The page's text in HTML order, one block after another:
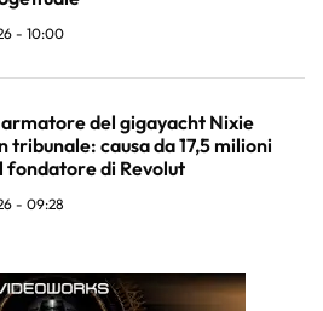
- 10:00
armatore del gigayacht Nixie
tribunale: causa da 17,5 milioni
fondatore di Revolut
- 09:28